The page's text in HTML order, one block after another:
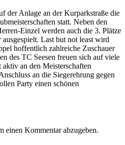
der Anlage an der Kurparkstraße die
statt. Neben den
Einzel werden auch die 3. Plätze
Last but not least wird
hoffentlich zahlreiche Zuschauer
des TC Seesen freuen sich auf viele
an den Meisterschaften
an die Siegerehrung gegen
Party einen schönen
einen Kommentar abzugeben.